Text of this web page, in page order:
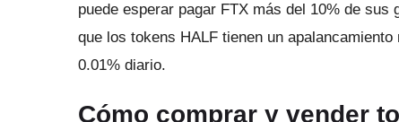
puede esperar pagar FTX más del 10% de
que los tokens HALF tienen un
0.01% diario.
Cómo comprar y vender